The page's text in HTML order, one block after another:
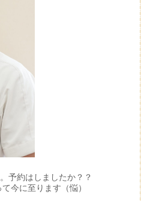
予約はしましたか？？
今に至ります（悩）